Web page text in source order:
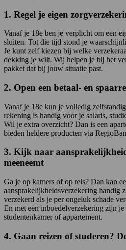
1. Regel je eigen
Vanaf je 18e ben je verplicht om een
sluiten. Tot die tijd stond je
Je kunt zelf kiezen bij welke
dekking je wilt. Wij helpen je bij het
pakket dat bij jouw situatie past.
2. Open een betaal- en
Vanaf je 18e kun je volledig
rekening is handig voor je salaris,
Wil je extra overzicht? Dan is een
bieden heldere producten via
3. Kijk naar
meeneemt
Ga je op kamers of op reis? Dan kan
aansprakelijkheidsverzekering handig
verzekerd als je per ongeluk schade
En met een inboedelverzekering zijn
studentenkamer of appartement.
4. Gaan reizen of studeren?